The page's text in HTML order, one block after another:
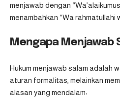
menjawab dengan
menambahkan “Wa rahmatullahi
Mengapa Menjawab
Hukum menjawab salam adalah
aturan formalitas, melainkan
alasan yang mendalam: